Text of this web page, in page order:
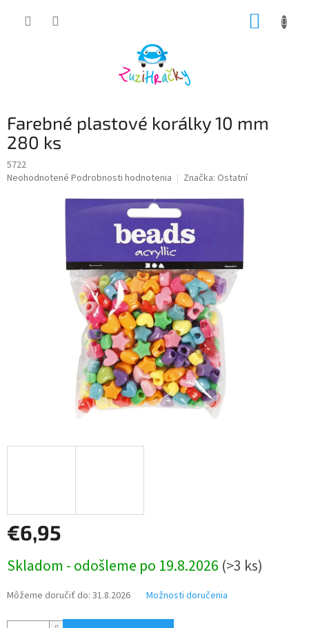
Farebné plastové korálky 10 mm
280 ks
5722
Priemerné
Neohodnotené Podrobnosti hodnotenia Značka: Ostatní
€6,95
cena:
Skladom - odošleme po 19.8.2026 (>3 ks)
Môžeme doručiť do: 31.8.2026 Možnosti doručenia